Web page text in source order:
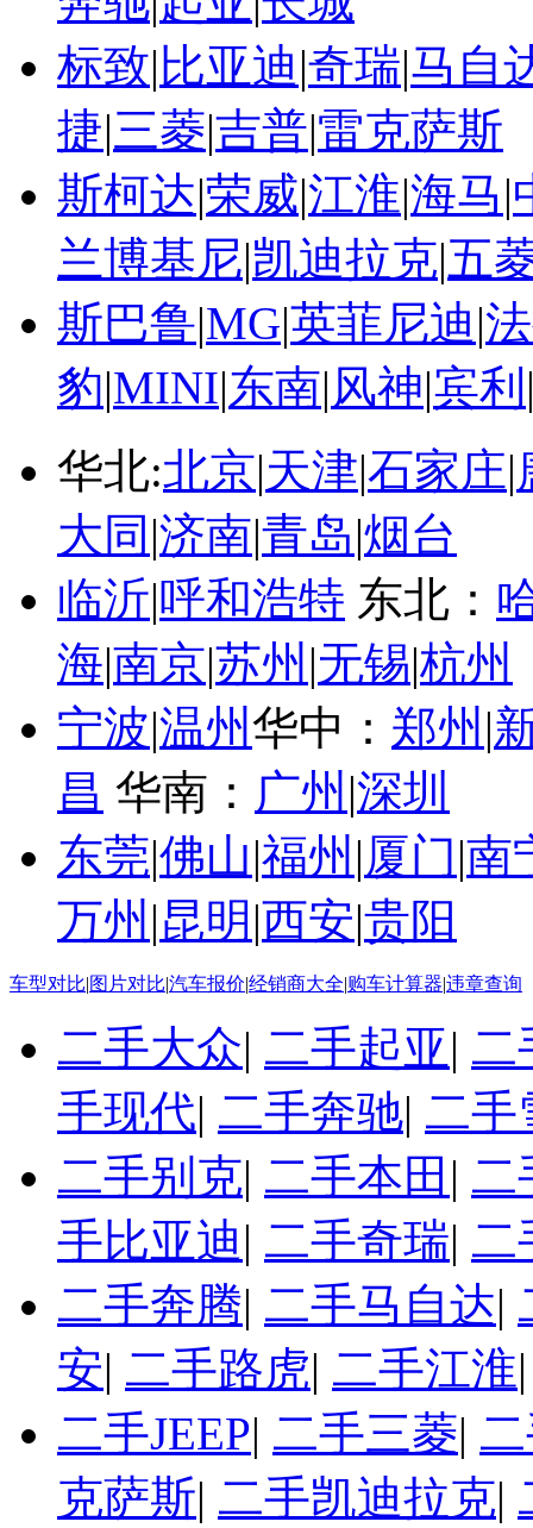
标致| 比亚迪|奇瑞|马自
捷|三菱|吉普|雷克萨斯
斯柯达|荣威|江淮|海马|
兰博基尼|凯迪拉克|五
斯巴鲁|MG|英菲尼迪|
豹|MINI|东南|风神|宾利
华北:北京|天津|石家庄|
大同 |济南|青岛|烟台
临沂|呼和浩特 东北：
海|南京|苏州 |无锡|杭州
宁波|温州华中： 郑州 |
昌 华南： 广州 |深圳
东莞|佛山|福州 |厦门|南
万州 |昆明 |西安|贵阳
车型对比|图片对比|汽车报价|经销商大全|购车计算器|违章查询
二手大众| 二手起亚| 二
手现代| 二手奔驰| 二手
二手别克| 二手本田 | 二
手比亚迪| 二手奇瑞| 二
二手奔腾| 二手马自达|
安| 二手路虎| 二手江淮
二手JEEP| 二手三菱|
克萨斯| 二手凯迪拉克|